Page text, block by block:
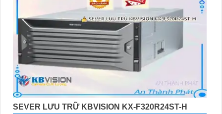
SEVER LƯU TRỮ KBVISION KX-F320R24ST-H